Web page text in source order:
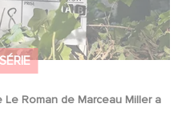
Roman de Marceau Miller a